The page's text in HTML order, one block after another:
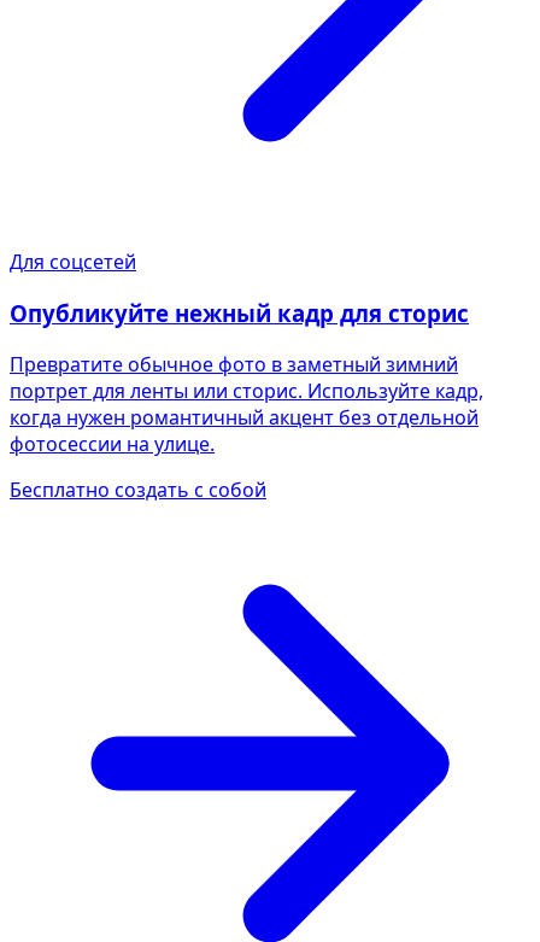
Для соцсетей
Опубликуйте нежный кадр для сторис
Превратите обычное фото в заметный зимний
портрет для ленты или сторис. Используйте кадр,
когда нужен романтичный акцент без отдельной
фотосессии на улице.
Бесплатно создать с собой